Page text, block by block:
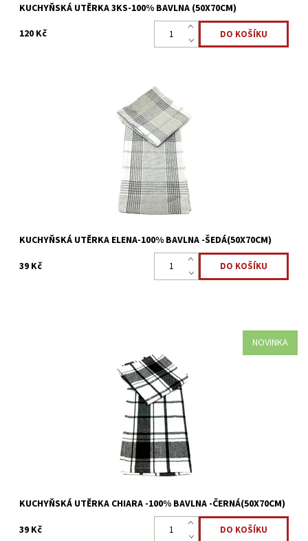
KUCHYŇSKÁ UTĚRKA 3KS-100% BAVLNA (50X70CM)
120 Kč
Kuchyňská utěrka je vyrobena ze 100%bavlny. Utěrka Vám bude
sloužit mnoho let a to včetně zachování její barevnosti a to ocení
nejen hospodyňka ve své kuchyni
Skladem >5 ks
KUCHYŇSKÁ UTĚRKA ELENA-100% BAVLNA -ŠEDÁ(50X70CM)
39 Kč
NOVINKA
Kuchyňská utěrka je vyrobena ze 100%bavlny. Utěrka Vám bude
sloužit mnoho let a to včetně zachování její barevnosti a to ocení
nejen hospodyňka ve své kuchyni
Skladem >5 ks
KUCHYŇSKÁ UTĚRKA CHIARA -100% BAVLNA -ČERNÁ(50X70CM)
39 Kč